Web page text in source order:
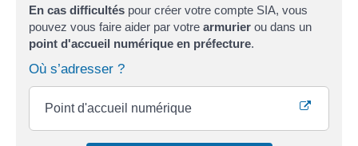
En cas difficultés pour créer votre compte SIA, vous
pouvez vous faire aider par votre armurier ou dans un
point d'accueil numérique en préfecture.
Où s’adresser ?
Point d'accueil numérique